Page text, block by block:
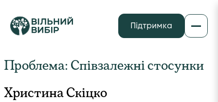
Підтримка
Проблема: Співзалежні стосунки
Христина Скіцко